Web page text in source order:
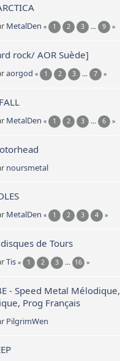
MetalDen « 1 2 3 ... 9 »
rock/ AOR Suède]
aorgod « 1 2 3 ... 7 »
MetalDen « 1 2 3 ... 6 »
noursmetal
MetalDen « 1 2 3 4 »
de Tours
Tis « 1 2 3 ... 16 »
- Speed Metal Mélodique,
Prog Français
PilgrimWen